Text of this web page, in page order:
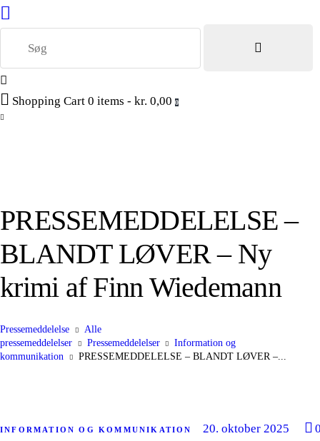
Shopping Cart 0 items - kr. 0,00 0
PRESSEMEDDELELSE –
BLANDT LØVER – Ny
krimi af Finn Wiedemann
Pressemeddelelse
Alle
pressemeddelelser
Pressemeddelelser
Information og
kommunikation
PRESSEMEDDELELSE – BLANDT LØVER –...
INFORMATION OG KOMMUNIKATION 20. oktober 2025